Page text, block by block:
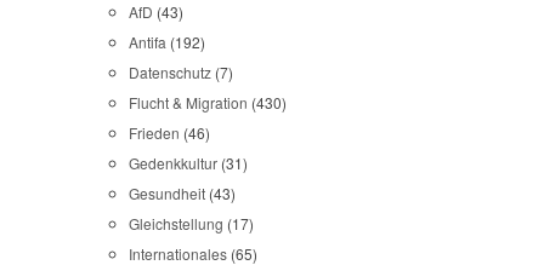
AfD (43)
Antifa (192)
Datenschutz (7)
Flucht & Migration (430)
Frieden (46)
Gedenkkultur (31)
Gesundheit (43)
Gleichstellung (17)
Internationales (65)